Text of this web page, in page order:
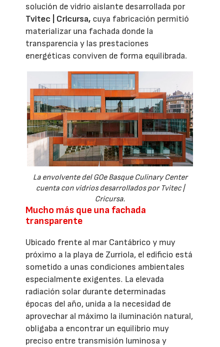
solución de vidrio aislante desarrollada por
Tvitec | Cricursa, cuya fabricación permitió
materializar una fachada donde la
transparencia y las prestaciones
energéticas conviven de forma equilibrada.
La envolvente del GOe Basque Culinary Center
cuenta con vidrios desarrollados por Tvitec |
Cricursa.
Mucho más que una fachada
transparente
Ubicado frente al mar Cantábrico y muy
próximo a la playa de Zurriola, el edificio está
sometido a unas condiciones ambientales
especialmente exigentes. La elevada
radiación solar durante determinadas
épocas del año, unida a la necesidad de
aprovechar al máximo la iluminación natural,
obligaba a encontrar un equilibrio muy
preciso entre transmisión luminosa y